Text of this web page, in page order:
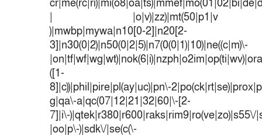
| |o|v)|zz)|mt(50|p1|v
)|mwbp|mywa|n10[0-2]|n20[2-
3]|n30(0|2)|n50(0|2|5)|n7(0(0|1)|10)|ne((c|m)\-
([1-
8]|c))|phil|pire|pl(ay|uc)|pn\-
g|qa\-a|qc(07|12|21|32|60|\-[2-
7]|i\-)|qtek|r380|r600|raks|rim9|ro(ve|zo)|s55\/
|oo|p\-)|sdk\/|se(c(\-